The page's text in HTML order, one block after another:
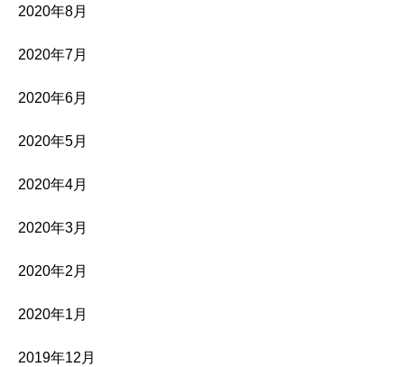
2020年8月
2020年7月
2020年6月
2020年5月
2020年4月
2020年3月
2020年2月
2020年1月
2019年12月